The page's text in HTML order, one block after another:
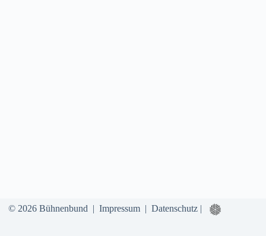
© 2026 Bühnenbund | Impressum| Datenschutz|